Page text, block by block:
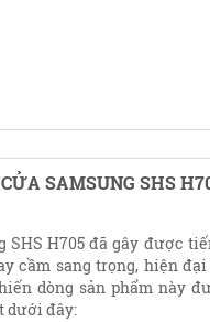
SAMSUNG SHS
SHS H705 đã gây được
cầm sang trọng, hiện
dòng sản phẩm này
dưới đây: